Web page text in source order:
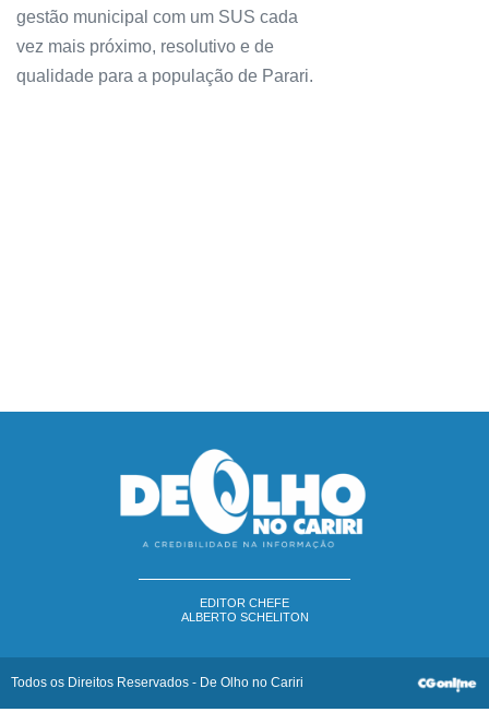
gestão municipal com um SUS cada
vez mais próximo, resolutivo e de
qualidade para a população de Parari.
EDITOR CHEFE
ALBERTO SCHELITON
Todos os Direitos Reservados - De Olho no Cariri